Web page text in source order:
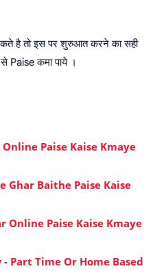
है तो इस पर शुरुआत करने का सही
Paise कमा पाये ।
Paise Kaise Kmaye
Ghar Baithe Paise Kaise
Online Paise Kaise Kmaye
Part Time Or Home Based